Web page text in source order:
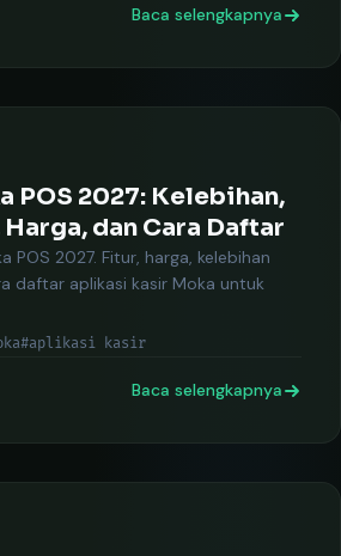
Baca selengkapnya
POS 2027: Kelebihan,
dan Cara Daftar
POS 2027. Fitur, harga, kelebihan
daftar aplikasi kasir Moka untuk
#aplikasi kasir
Baca selengkapnya